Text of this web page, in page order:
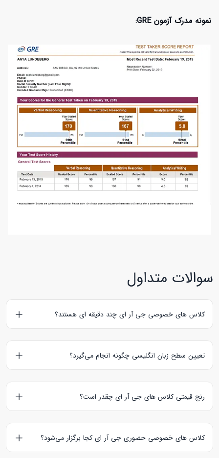
نمونه مدرک آزمون GRE:
سوالات متداول
کلاس های خصوصی جی آر ای چند دقیقه ای هستند؟
کلاس های آزمایشی جی آر ای 30 دقیقه ای است و کلاس های
آنلاین و حضوری این آزمون به ترتیب 60 و 90 دقیقه می‌باشد.
تعیین سطح زبان انگلیسی چگونه انجام می‌گیرد؟
همه مدرس‌های هایتاکی در جلسات آزمایشی سطح آزمون شما را
می‌سنجند و مناسب با سطحتان آموزش را آغاز می‌کنند.
رنج قیمتی کلاس های جی آر ای چقدر است؟
کلاس های آزمون جی آر ای قیمت های متفاوتی دارند به این دلیل
که هر استاد بنابر شرایط شخصی قیمت های مختلفی را برای
آموزش در نظر می‌گیرند.
کلاس های خصوصی حضوری جی آر ای کجا برگزار می‌شود؟